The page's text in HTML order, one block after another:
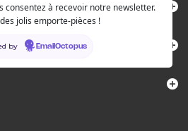
consentez à recevoir notre newsletter.
jolis emporte-pièces !
by EmailOctopus